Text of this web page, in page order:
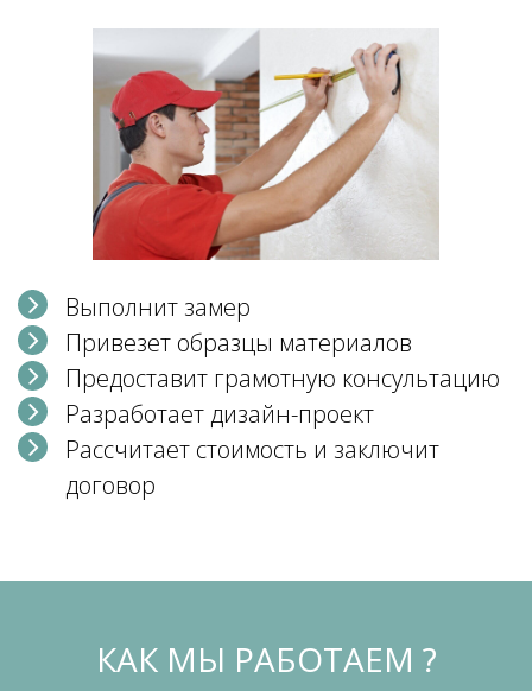
Выполнит замер
Привезет образцы материалов
Предоставит грамотную консультацию
Разработает дизайн-проект
Рассчитает стоимость и заключит
договор
КАК МЫ РАБОТАЕМ ?